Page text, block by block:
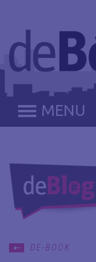
MENU
DE-BOOK